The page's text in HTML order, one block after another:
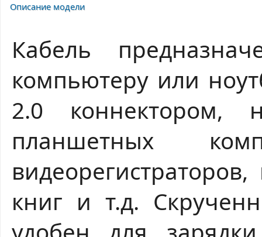
Описание модели
Кабель
компьютеру или
2.0 коннектором,
планшетных
книг и т.д.